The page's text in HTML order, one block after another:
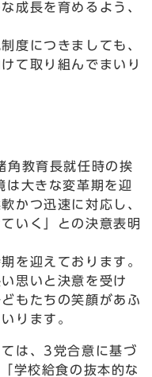
成長を育めるよう、
度につきましても、
て取り組んでまいり
角教育長就任時の挨
は大きな変革期を迎
かつ迅速に対応し、
いく」との決意表明
を迎えております。
思いと決意を受け
もたちの笑顔があふ
ります。
は、3党合意に基づ
学校給食の抜本的な